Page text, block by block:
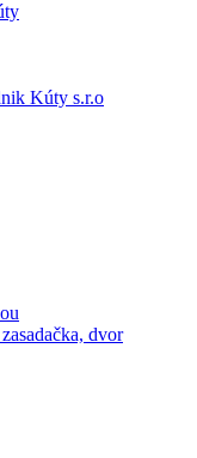
Kúty s.r.o
dvor